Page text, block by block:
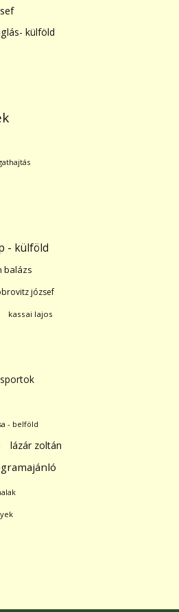
külföld
- külföld
balázs
józsef
kassai lajos
- belföld
lázár zoltán